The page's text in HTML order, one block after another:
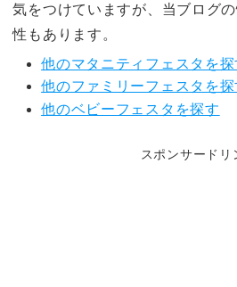
気をつけていますが、当ブログ
性もあります。
他のマタニティフェスタを探
他のファミリーフェスタを探
他のベビーフェスタを探す
スポンサードリ